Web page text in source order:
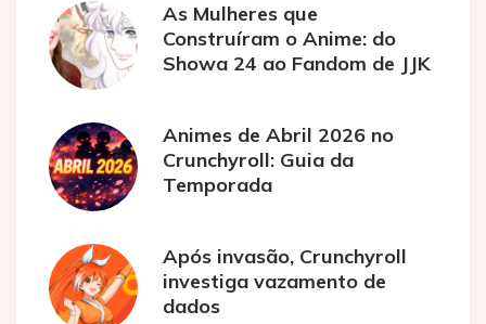
As Mulheres que
Construíram o Anime: do
Showa 24 ao Fandom de JJK
Animes de Abril 2026 no
Crunchyroll: Guia da
Temporada
Após invasão, Crunchyroll
investiga vazamento de
dados